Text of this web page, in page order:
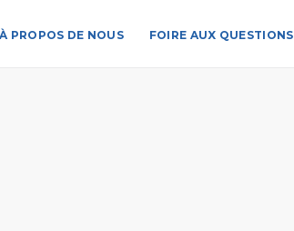
À PROPOS DE NOUS FOIRE AUX QUESTIONS